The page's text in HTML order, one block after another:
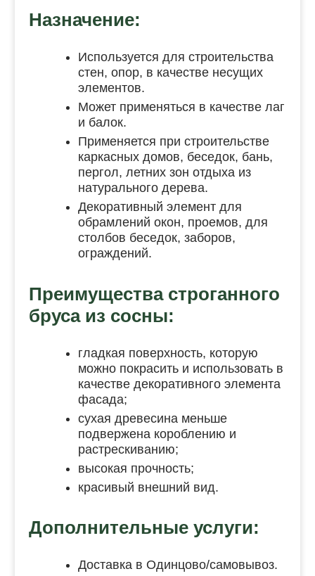
Назначение:
Используется для строительства
стен, опор, в качестве несущих
элементов.
Может применяться в качестве лаг
и балок.
Применяется при строительстве
каркасных домов, беседок, бань,
пергол, летних зон отдыха из
натурального дерева.
Декоративный элемент для
обрамлений окон, проемов, для
столбов беседок, заборов,
ограждений.
Преимущества строганного
бруса из сосны:
гладкая поверхность, которую
можно покрасить и использовать в
качестве декоративного элемента
фасада;
сухая древесина меньше
подвержена короблению и
растрескиванию;
высокая прочность;
красивый внешний вид.
Дополнительные услуги:
Доставка в Одинцово/самовывоз.